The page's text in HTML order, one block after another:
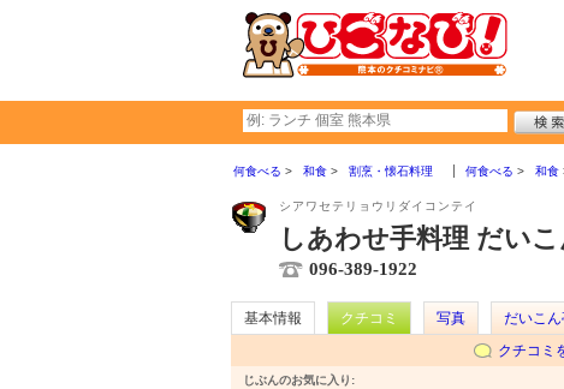
何食べる 和食 割烹・懐石料理 何食べる 和食
シアワセテリョウリダイコンテイ
しあわせ手料理 だい
096-389-1922
基本情報 クチコミ 写真
だいこ
クチコミ
じぶんのお気に入り: